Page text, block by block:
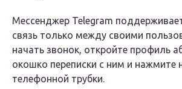
Мессенджер Telegram
связь только между своими
начать звонок, откройте профиль
окошко переписки с ним и нажмите
телефонной трубки.